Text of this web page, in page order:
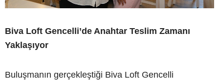
Biva Loft Gencelli’de Anahtar Teslim Zamanı
Yaklaşıyor
Buluşmanın gerçekleştiği Biva Loft Gencelli